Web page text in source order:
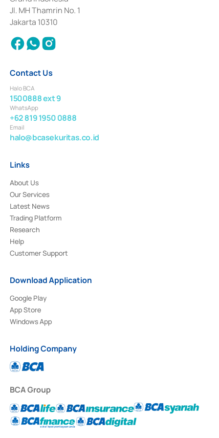
Institution for the Issuance, Transaction, and Administration and
Settlement of Commercial Paper Transactions whose license was issued in
2018.
Jl. MH Thamrin No. 1
Jakarta 10310
Contact Us
Halo BCA
1500888 ext 9
WhatsApp
+62 819 1950 0888
Email
halo@bcasekuritas.co.id
Links
About Us
Our Services
Latest News
Trading Platform
Research
Help
Customer Support
Download Application
Google Play
App Store
Windows App
Holding Company
BCA Group